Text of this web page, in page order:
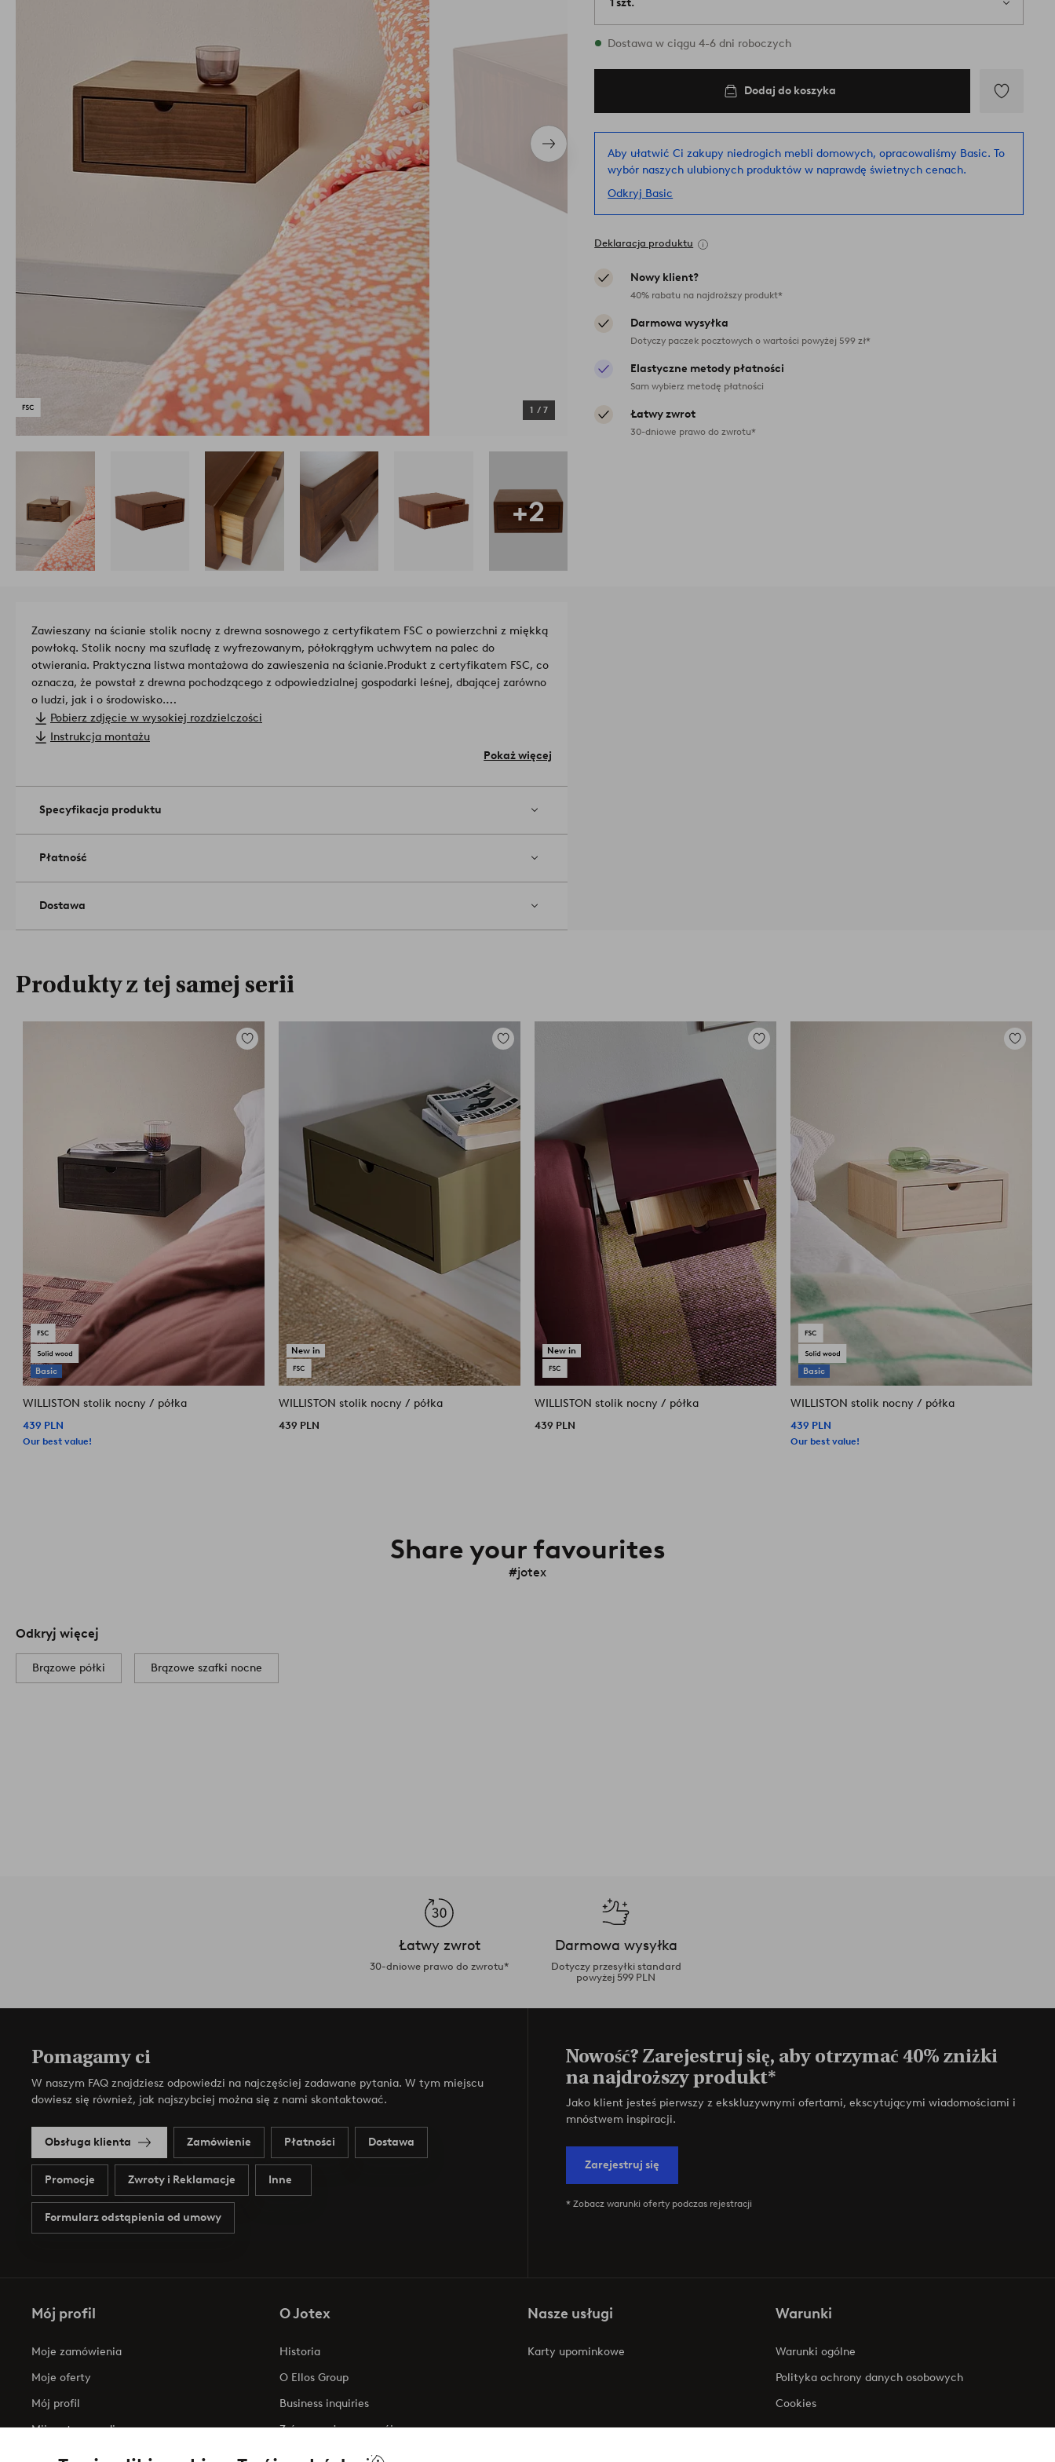
Następny
produkt
1 / 7
1 szt.
W magazynie
Dostawa w ciągu 4-6 dni roboczych
Dodaj do koszyka
do
ulubionych
Aby ułatwić Ci zakupy niedrogich mebli domowych, opracowaliśmy Basic. To
wybór naszych ulubionych produktów w naprawdę świetnych cenach.
Odkryj Basic
Deklaracja produktu
Nowy klient?
40% rabatu na najdroższy produkt*
Darmowa wysyłka
Dotyczy paczek pocztowych o wartości powyżej 599 zł*
Elastyczne metody płatności
Sam wybierz metodę płatności
Łatwy zwrot
30-dniowe prawo do zwrotu*
+2
Zawieszany na ścianie stolik nocny z drewna sosnowego z certyfikatem FSC o powierzchni z miękką
powłoką. Stolik nocny ma szufladę z wyfrezowanym, półokrągłym uchwytem na palec do
otwierania. Praktyczna listwa montażowa do zawieszenia na ścianie.Produkt z certyfikatem FSC, co
oznacza, że powstał z drewna pochodzącego z odpowiedzialnej gospodarki leśnej, dbającej zarówno
o ludzi, jak i o środowisko.
Numer licencji i instytutu badawczego: FSC-C148737 GFA Certification.
Wymiary produktu: wysokość 16 cm, szerokość 35 cm, głębokość 35 cm. Wewnętrzne wymiary
Wskazówki/rady: Umieść kilka półek WILLISTON obok siebie i stwórz ładny rząd szuflad z półkami
do dekoracji.
Numer artykułu: 1651785-03-0
Pobierz zdjęcie w wysokiej rozdzielczości
Instrukcja montażu
Pokaż więcej
Specyfikacja produktu
Płatność
Dostawa
Produkty z tej samej serii
Basic
Dodaj
WILLISTON stolik nocny / półka
439 PLN
Our best value!
New in
Dodaj
WILLISTON stolik nocny / półka
439 PLN
New in
Dodaj
WILLISTON stolik nocny / półka
439 PLN
Basic
Dodaj
WILLISTON stolik nocny / półka
439 PLN
Our best value!
Share your favourites
#jotex
Odkryj więcej
Brązowe półki Brązowe szafki nocne
Łatwy zwrot
30-dniowe prawo do zwrotu*
Darmowa wysyłka
Dotyczy przesyłki standard
powyżej 599 PLN
Pomagamy ci
W naszym FAQ znajdziesz odpowiedzi na najczęściej zadawane pytania. W tym miejscu
dowiesz się również, jak najszybciej można się z nami skontaktować.
Obsługa klienta Zamówienie Płatności Dostawa
Promocje Zwroty i Reklamacje Inne
Formularz odstąpienia od umowy
Nowość? Zarejestruj się, aby otrzymać 40% zniżki
na najdroższy produkt*
Jako klient jesteś pierwszy z ekskluzywnymi ofertami, ekscytującymi wiadomościami i
mnóstwem inspiracji.
Zarejestruj się
* Zobacz warunki oferty podczas rejestracji
Mój profil
Moje zamówienia
Moje oferty
Mój profil
Mijn retourzendingen
O Jotex
Historia
O Ellos Group
Business inquiries
Zrównoważony rozwój
Oświadczenie o dostępności
Nasze usługi
Karty upominkowe
Warunki
Warunki ogólne
Polityka ochrony danych osobowych
Cookies